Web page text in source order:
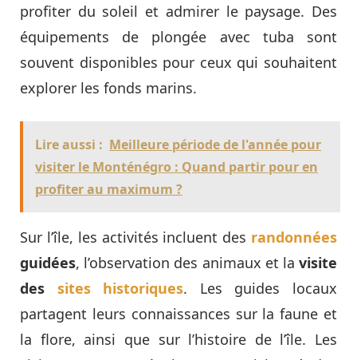
profiter du soleil et admirer le paysage. Des
équipements de plongée avec tuba sont
souvent disponibles pour ceux qui souhaitent
explorer les fonds marins.
Lire aussi : Meilleure période de l'année pour
visiter le Monténégro : Quand partir pour en
profiter au maximum ?
Sur l’île, les activités incluent des randonnées
guidées, l’observation des animaux et la visite
des sites historiques. Les guides locaux
partagent leurs connaissances sur la faune et
la flore, ainsi que sur l’histoire de l’île. Les